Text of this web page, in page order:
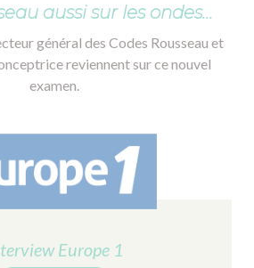
aussi sur les ondes...
général des Codes Rousseau et
reviennent sur ce nouvel
examen.
Europe 1